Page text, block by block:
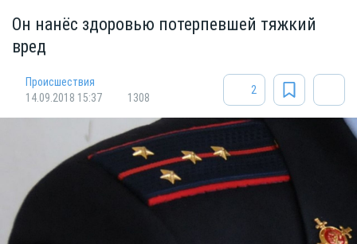
Он нанёс здоровью потерпевшей тяжкий
вред
Происшествия
14.09.2018 15:37
1308
2